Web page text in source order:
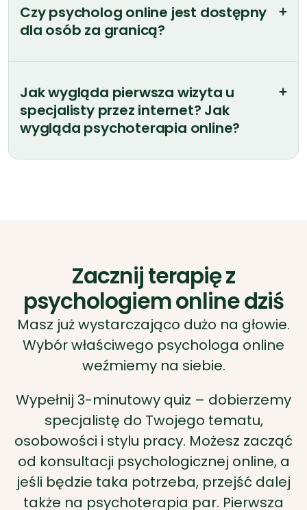
Jak wygląda pierwsza wizyta u
specjalisty przez internet? Jak
Wybór właściwego psychologa online
weźmiemy na siebie.
Wypełnij 3-minutowy quiz – dobierzemy
specjalistę do Twojego tematu,
osobowości i stylu pracy. Możesz zacząć
od konsultacji psychologicznej online, a
jeśli będzie taka potrzeba, przejść dalej
także na psychoterapia par. Pierwsza
sesja możliwa nawet jutro.
DOBIERZ PSYCHOLOGA ONLINE
→